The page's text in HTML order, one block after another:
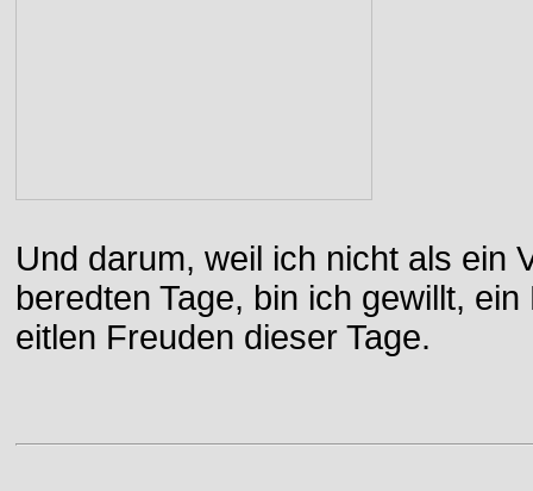
Und darum, weil ich nicht als ein
beredten Tage, bin ich gewillt,
eitlen Freuden dieser Tage.